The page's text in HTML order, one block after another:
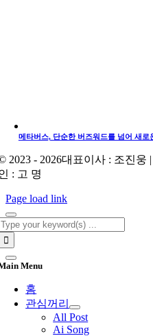
메타버스, 단순한 버즈워드를 넘어 새로
2023 - 2026대표이사 : 조진웅
: 고 명
Page load link
Menu
홈
관심꺼리
All Post
Ai Song